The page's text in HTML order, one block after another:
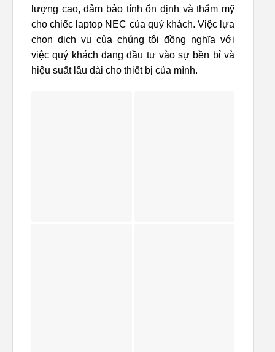
lượng cao, đảm bảo tính ổn định và thẩm mỹ
cho chiếc laptop NEC của quý khách. Việc lựa
chọn dịch vụ của chúng tôi đồng nghĩa với
việc quý khách đang đầu tư vào sự bền bỉ và
hiệu suất lâu dài cho thiết bị của mình.